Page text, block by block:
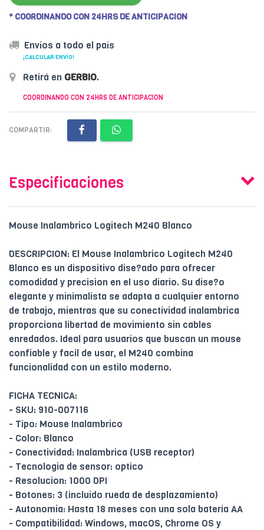
* COORDINANDO CON 24HRS DE ANTICIPACION
Envíos a todo el país
¡CALCULAR ENVÍO!
Retirá en GERBIO.
COORDINANDO CON 24HRS DE ANTICIPACION
COMPARTIR:
Especificaciones
Mouse Inalambrico Logitech M240 Blanco
DESCRIPCION: El Mouse Inalambrico Logitech M240
Blanco es un dispositivo dise?ado para ofrecer
comodidad y precision en el uso diario. Su dise?o
elegante y minimalista se adapta a cualquier entorno
de trabajo, mientras que su conectividad inalambrica
proporciona libertad de movimiento sin cables
enredados. Ideal para usuarios que buscan un mouse
confiable y facil de usar, el M240 combina
funcionalidad con un estilo moderno.
FICHA TECNICA:
- SKU: 910-007116
- Tipo: Mouse Inalambrico
- Color: Blanco
- Conectividad: Inalambrica (USB receptor)
- Tecnologia de sensor: optico
- Resolucion: 1000 DPI
- Botones: 3 (incluido rueda de desplazamiento)
- Autonomia: Hasta 18 meses con una sola bateria AA
- Compatibilidad: Windows, macOS, Chrome OS y